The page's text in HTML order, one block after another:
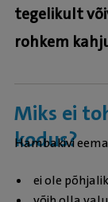
tegelikult
rohkem
Miks ei
kodus?
Hambakivi
ei ole põhjalik